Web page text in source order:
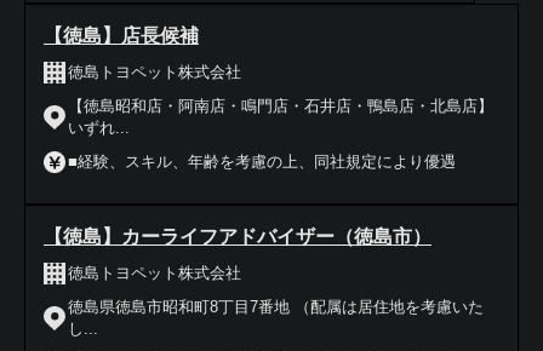
【徳島】店長候補
徳島トヨペット株式会社
【徳島昭和店・阿南店・鳴門店・石井店・鴨島店・北島店】
いずれ...
■経験、スキル、年齢を考慮の上、同社規定により優遇
【徳島】カーライフアドバイザー（徳島市）
徳島トヨペット株式会社
徳島県徳島市昭和町8丁目7番地 （配属は居住地を考慮いた
し...